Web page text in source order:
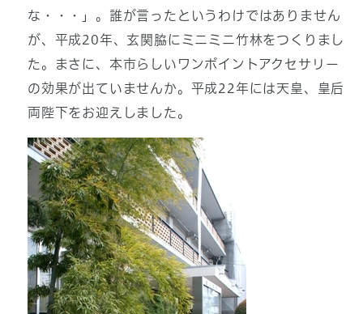
な・・・」。誰が言ったというわけではありません
が、平成20年、玄関脇にミニミニ竹林をつくりまし
た。まさに、本市らしいワンポイントアクセサリー
の効果が出ていませんか。平成22年には天皇、皇后
両陛下をお迎えしました。